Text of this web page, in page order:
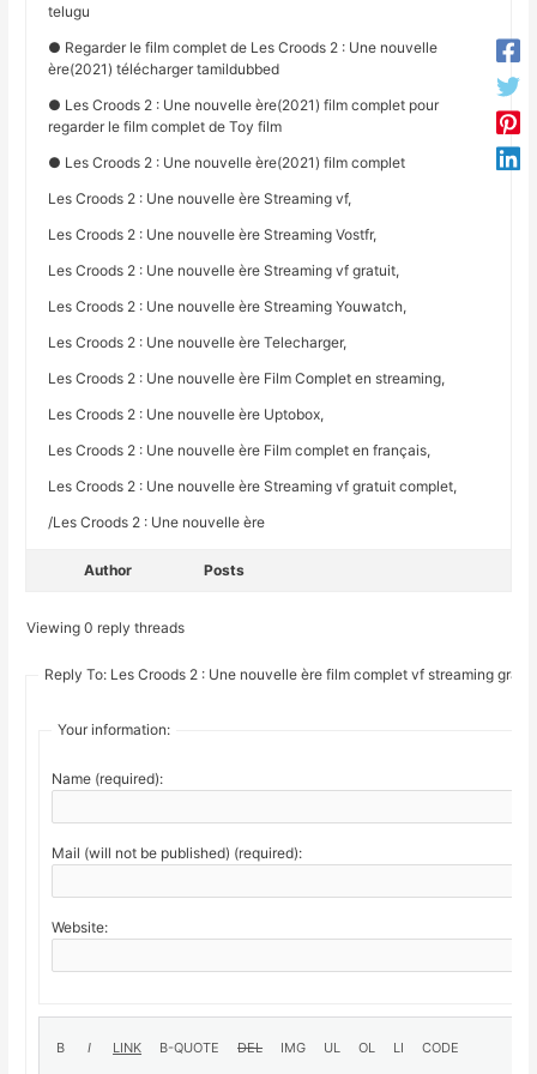
telugu
● Regarder le film complet de Les Croods 2 : Une nouvelle
ère(2021) télécharger tamildubbed
● Les Croods 2 : Une nouvelle ère(2021) film complet pour
regarder le film complet de Toy film
● Les Croods 2 : Une nouvelle ère(2021) film complet
Les Croods 2 : Une nouvelle ère Streaming vf,
Les Croods 2 : Une nouvelle ère Streaming Vostfr,
Les Croods 2 : Une nouvelle ère Streaming vf gratuit,
Les Croods 2 : Une nouvelle ère Streaming Youwatch,
Les Croods 2 : Une nouvelle ère Telecharger,
Les Croods 2 : Une nouvelle ère Film Complet en streaming,
Les Croods 2 : Une nouvelle ère Uptobox,
Les Croods 2 : Une nouvelle ère Film complet en français,
Les Croods 2 : Une nouvelle ère Streaming vf gratuit complet,
/Les Croods 2 : Une nouvelle ère
Author Posts
Viewing 0 reply threads
Reply To: Les Croods 2 : Une nouvelle ère film complet vf streaming
Your information:
Name (required):
Mail (will not be published) (required):
Website: